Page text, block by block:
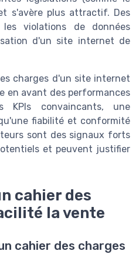
s'avère plus attractif. Des
violations de données
d'un site internet de
charges d'un site internet
en avant des performances
KPIs convaincants, une
fiabilité et conformité
sont des signaux forts
et peuvent justifier
cahier des
la vente
cahier des charges